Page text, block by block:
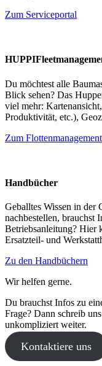
Zum Serviceportal
Du möchtest alle
Blick sehen? Das
viel mehr:
Produktivität, etc.),
Zum Flottenmanagement
Handbücher
Geballtes Wissen in der
nachbestellen,
Betriebsanleitung? Hier
Ersatzteil- und
Zu den Handbüchern
Wir helfen gerne.
Du brauchst Infos zu
Frage? Dann schreib
unkompliziert weiter.
Kontaktiere uns